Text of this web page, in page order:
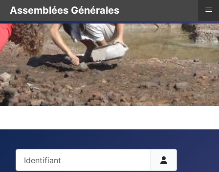
Assemblées Générales ≡